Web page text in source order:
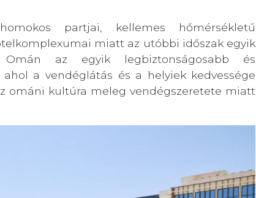
partjai, kellemes hőmérsékletű
miatt az utóbbi időszak egyik
az egyik legbiztonságosabb és
a vendéglátás és a helyiek kedvessége
ománi kultúra meleg vendégszeretete miatt